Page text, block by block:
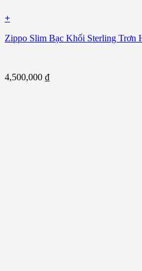
+
Zippo Slim Bạc Khối Sterling Trơn
4,500,000 ₫